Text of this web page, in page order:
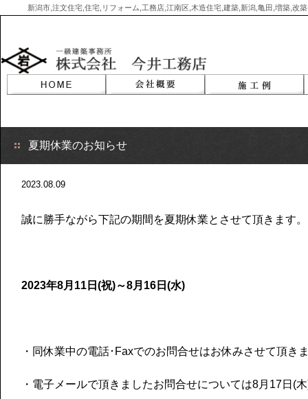
新潟市,注文住宅,住宅,リフォーム,工務店,江南区,木造住宅,建築,新潟,亀田,増築,改
content
夏期休業のお知らせ
2023.08.09
誠に勝手ながら下記の期間を夏期休業とさせて頂きます。
2023年8月11日(祝)～8月16日(水)
・同休業中の電話･Faxでのお問合せはお休みさせて頂き
・電子メールで頂きましたお問合せについては8月17日(